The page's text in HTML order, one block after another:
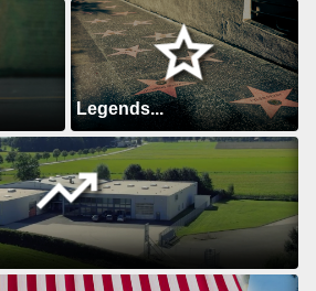
Legends...